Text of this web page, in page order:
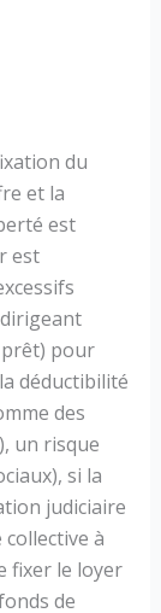
du
et la
est
est
pour
déductibilité
des
un risque
si la
judiciaire
à
fixer le loyer
de